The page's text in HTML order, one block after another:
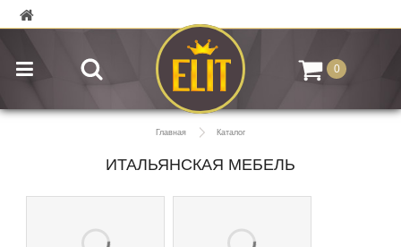
0
Главная Каталог
ИТАЛЬЯНСКАЯ МЕБЕЛЬ